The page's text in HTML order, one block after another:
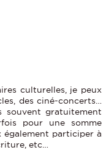
culturelles, je peux
des ciné-concerts…
souvent gratuitement
pour une somme
également participer à
etc…